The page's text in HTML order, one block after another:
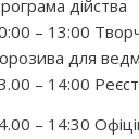
дійства
– 13:00
для
– 14:00
– 14:30